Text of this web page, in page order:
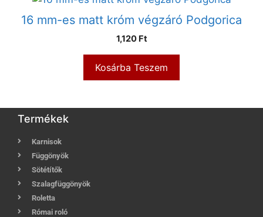
16 mm-es matt króm végzáró Podgorica
1,120 Ft
Kosárba Teszem
Termékek
Karnisok
Függönyök
Sötétítők
Szalagfüggönyök
Roletta
Római roló